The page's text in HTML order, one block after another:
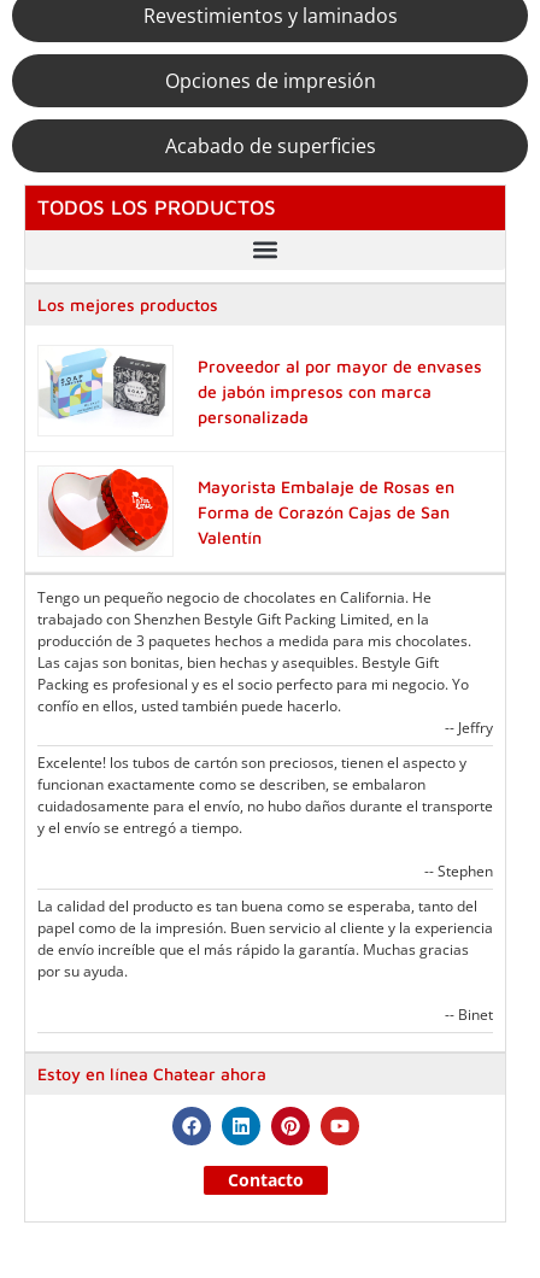
TODOS LOS PRODUCTOS
Los mejores productos
Proveedor al por mayor de envases
de jabón impresos con marca
personalizada
Mayorista Embalaje de Rosas en
Forma de Corazón Cajas de San
Valentín
Tengo un pequeño negocio de chocolates en California. He
trabajado con Shenzhen Bestyle Gift Packing Limited, en la
producción de 3 paquetes hechos a medida para mis chocolates.
Las cajas son bonitas, bien hechas y asequibles. Bestyle Gift
Packing es profesional y es el socio perfecto para mi negocio. Yo
confío en ellos, usted también puede hacerlo.
-- Jeffry
Excelente! los tubos de cartón son preciosos, tienen el aspecto y
funcionan exactamente como se describen, se embalaron
cuidadosamente para el envío, no hubo daños durante el transporte
y el envío se entregó a tiempo.
-- Stephen
La calidad del producto es tan buena como se esperaba, tanto del
papel como de la impresión. Buen servicio al cliente y la experiencia
de envío increíble que el más rápido la garantía. Muchas gracias
por su ayuda.
-- Binet
Estoy en línea Chatear ahora
Contacto
Revestimientos y laminados
Opciones de impresión
Acabado de superficies